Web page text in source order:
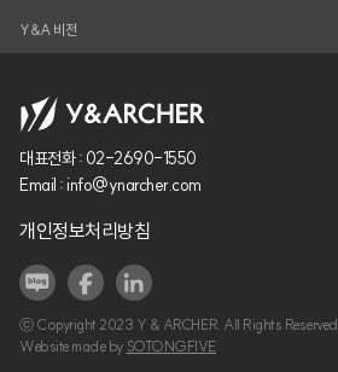
Y&A 비전
대표전화 : 02-2690-1550
Email : info@ynarcher.com
개인정보처리방침
ⓒ Copyright 2023 Y & ARCHER. All Rights Reserved.
Website made by SOTONGFIVE